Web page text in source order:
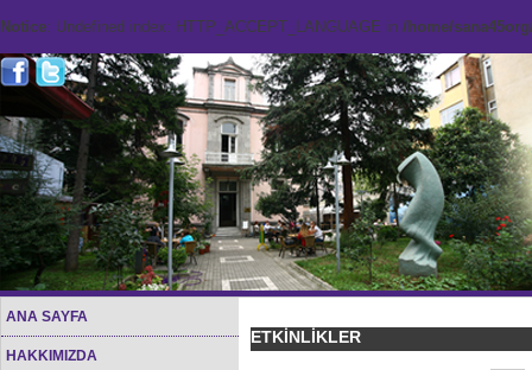
Notice: Undefined index: HTTP_ACCEPT_LANGUAGE in /home/
ANA SAYFA
HAKKIMIZDA
ETKİNLİKLER